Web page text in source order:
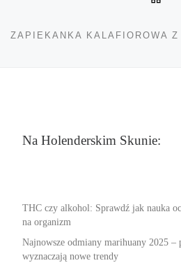
Na Holenderskim Skunie:
THC czy alkohol: Sprawdź jak nauka
na organizm
Najnowsze odmiany marihuany 2025 –
wyznaczają nowe trendy